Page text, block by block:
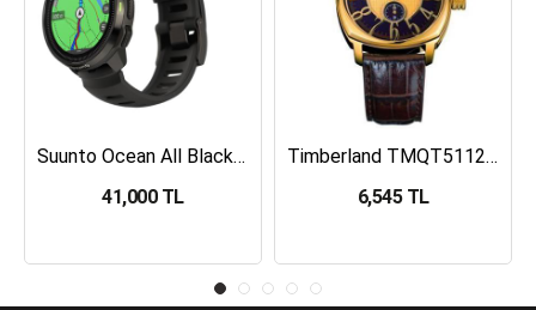
Suunto Ocean All Black Dalış Bilgisayarı SS050982000
41,000 TL
Timberland TMQT5112401 Erkek Kol Saati
6,545 TL